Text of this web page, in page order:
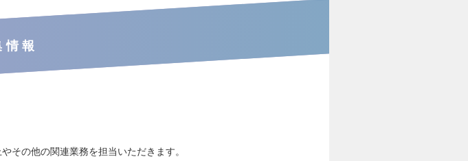
情報
その他の関連業務を担当いただきます。